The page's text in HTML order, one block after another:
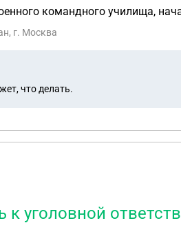
командного училища,
г. Москва
что делать.
уголовной